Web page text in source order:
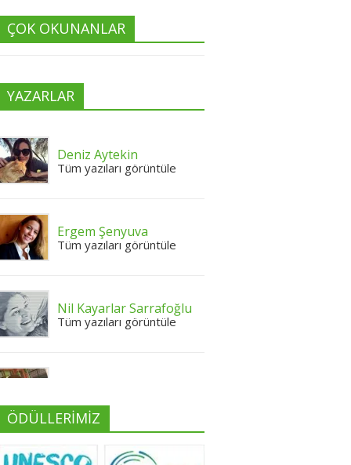
ÇOK OKUNANLAR
YAZARLAR
Deniz Aytekin
Tüm yazıları görüntüle
Ergem Şenyuva
Tüm yazıları görüntüle
Nil Kayarlar Sarrafoğlu
Tüm yazıları görüntüle
Neslihan Edeş
ÖDÜLLERİMİZ